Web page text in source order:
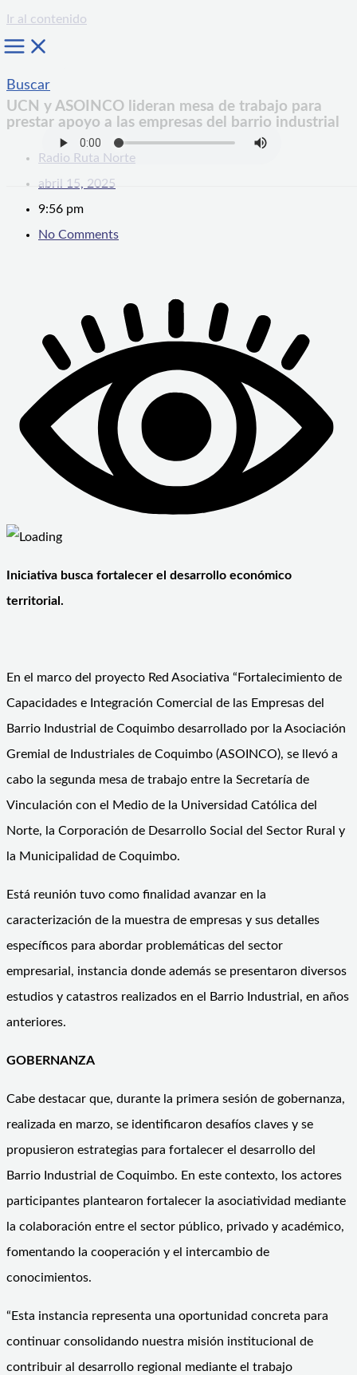
Ir al contenido
Buscar
UCN y ASOINCO lideran mesa de trabajo para
prestar apoyo a las empresas del barrio industrial
Radio Ruta Norte
abril 15, 2025
9:56 pm
No Comments
Iniciativa busca fortalecer el desarrollo económico
territorial.
En el marco del proyecto Red Asociativa “Fortalecimiento de
Capacidades e Integración Comercial de las Empresas del
Barrio Industrial de Coquimbo desarrollado por la Asociación
Gremial de Industriales de Coquimbo (ASOINCO), se llevó a
cabo la segunda mesa de trabajo entre la Secretaría de
Vinculación con el Medio de la Universidad Católica del
Norte, la Corporación de Desarrollo Social del Sector Rural y
la Municipalidad de Coquimbo.
Está reunión tuvo como finalidad avanzar en la
caracterización de la muestra de empresas y sus detalles
específicos para abordar problemáticas del sector
empresarial, instancia donde además se presentaron diversos
estudios y catastros realizados en el Barrio Industrial, en años
anteriores.
GOBERNANZA
Cabe destacar que, durante la primera sesión de gobernanza,
realizada en marzo, se identificaron desafíos claves y se
propusieron estrategias para fortalecer el desarrollo del
Barrio Industrial de Coquimbo. En este contexto, los actores
participantes plantearon fortalecer la asociatividad mediante
la colaboración entre el sector público, privado y académico,
fomentando la cooperación y el intercambio de
conocimientos.
“Esta instancia representa una oportunidad concreta para
continuar consolidando nuestra misión institucional de
contribuir al desarrollo regional mediante el trabajo